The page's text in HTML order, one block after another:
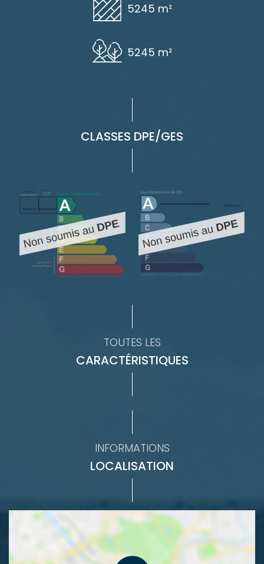
5245 m²
5245 m²
CLASSES DPE/GES
TOUTES LES
CARACTÉRISTIQUES
INFORMATIONS
LOCALISATION